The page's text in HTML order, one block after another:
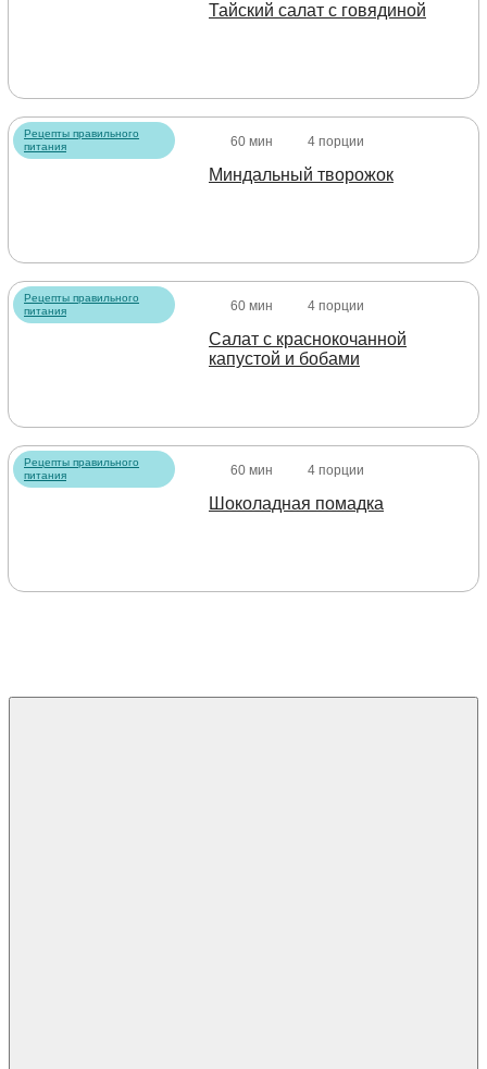
Тайский салат с говядиной
Рецепты правильного
питания
60 мин 4 порции
Миндальный творожок
Рецепты правильного
питания
60 мин 4 порции
Салат с краснокочанной
капустой и бобами
Рецепты правильного
питания
60 мин 4 порции
Шоколадная помадка